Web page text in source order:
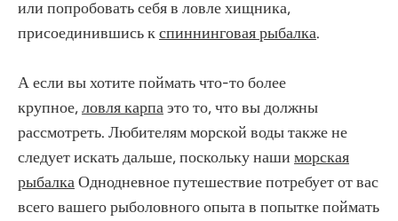
или попробовать себя в ловле хищника,
присоединившись кспиннинговая рыбалка.
А если вы хотите поймать что-то более
крупное,ловля карпаэто то, что вы должны
рассмотреть. Любителям морской воды также не
следует искать дальше, поскольку наши морская
рыбалкаОднодневное путешествие потребует от вас
всего вашего рыболовного опыта в попытке поймать